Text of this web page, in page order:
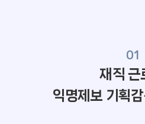
희망 브릿
일터애(
내일,
01
재직 근
익명제보 기획